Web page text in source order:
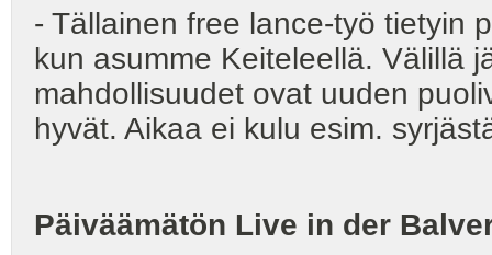
- Tällainen free lance-työ tietyin
kun asumme Keiteleellä. Välillä
mahdollisuudet ovat uuden
hyvät. Aikaa ei kulu esim.
Päiväämätön Live in der